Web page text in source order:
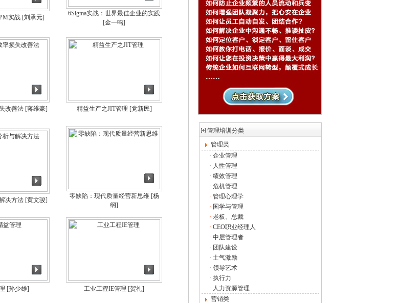
实战 [刘承元]
6Sigma实战：世界最佳企业的实践
[金一鸣]
改善法[蒋维豪] 精益生产之JIT管理 [党新民]
决方法[黄文骏]
零缺陷：现代质量经营新思维[杨
纲]
[孙少雄] 工业工程IE管理 [贺礼]
管理培训分类
管理类
· 企业管理
· 人性管理
· 绩效管理
· 危机管理
· 管理心理学
· 国学与管理
· 老板、总裁
· CEO职业经理人
· 中层管理者
· 团队建设
· 士气激励
· 领导艺术
· 执行力
· 人力资源管理
营销类